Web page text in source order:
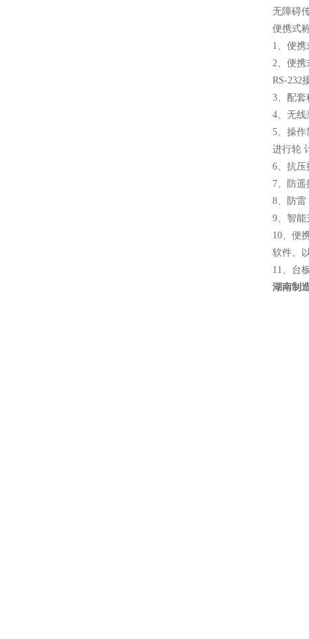
无障碍
便携式
1、便
2、便携
RS-232
3、配套
4、无线
5、操
进行轮
6、抗
7、防
8、防雷
9、智能
10、便
软件。
11、台
湖南制